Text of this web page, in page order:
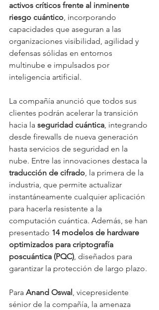
activos críticos frente al inminente
riesgo cuántico, incorporando
capacidades que aseguran a las
organizaciones visibilidad, agilidad y
defensas sólidas en entornos
multinube e impulsados por
inteligencia artificial.
La compañía anunció que todos sus
clientes podrán acelerar la transición
hacia la seguridad cuántica, integrando
desde firewalls de nueva generación
hasta servicios de seguridad en la
nube. Entre las innovaciones destaca la
traducción de cifrado, la primera de la
industria, que permite actualizar
instantáneamente cualquier aplicación
para hacerla resistente a la
computación cuántica. Además, se han
presentado 14 modelos de hardware
optimizados para criptografía
poscuántica (PQC), diseñados para
garantizar la protección de largo plazo.
Para Anand Oswal , vicepresidente
sénior de la compañía, la amenaza